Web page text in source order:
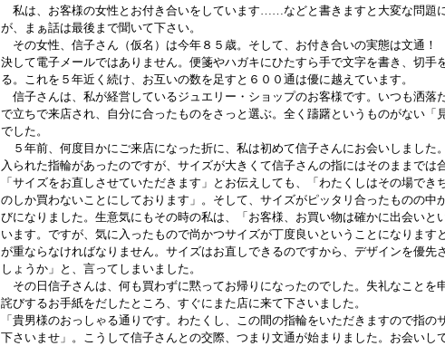
私は、お客様の女性とお付き合いをしています……などと書きますと大変な問題
が、まぁ話は最後まで聞いて下さい。
その女性、信子さん（仮名）は今年８５歳。そして、お付き合いの実態は文通！
決して電子メールではありません。便箋やハガキにひたすら手で文字を書き、切手
る。これを５年近く続け、お互いの数を足すと６００通は優に越えています。
信子さんは、私が経営しているジュエリー・ショップのお客様です。いつも洒落
で立ちで来店され、自分に合ったものをさっと選ぶ。全く躊躇というものがない「
でした。
５年前、何度目かにご来店になった折に、私は初めて信子さんにお会いしました
入られた指輪があったのですが、サイズが大きくて信子さんの指にはそのままでは
「サイズをお直しさせていただきます」とお伝えしても、「わたくしはその場でき
のしか買わないことにしております」。そして、サイズがピッタリ合ったものの中
びになりました。生意気にもその時の私は、「お客様、お買い物は確かに出会いと
います。ですが、気に入ったもので尚かつサイズが丁度良いということになります
が重ならなければなりません。サイズはお直しできるのですから、デザインを優先
しょうか」と、言ってしまいました。
その日信子さんは、何も買わずに黙ってお帰りになったのでした。失礼なことを
詫びするお手紙をだしたところ、すぐにまた店に来て下さいました。
「貴男様のおっしゃる通りです。わたくし、この間の指輪をいただきますので指の
下さいませ」。こうして信子さんとの交際、つまり文通が始まりました。お会いし